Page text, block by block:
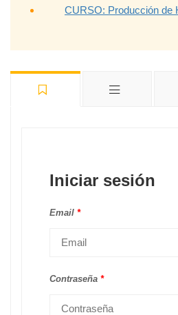
CURSO: Producción de
Iniciar sesión
Email *
Contraseña *